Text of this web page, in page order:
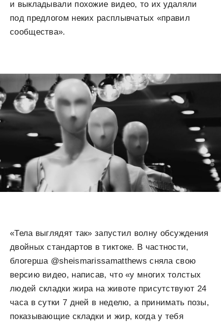
и выкладывали похожие видео, то их удаляли
под предлогом неких расплывчатых «правил
сообщества».
«Тела выглядят так» запустил волну обсуждения
двойных стандартов в тиктоке. В частности,
блогерша @sheismarissamatthews сняла свою
версию видео, написав, что «у многих толстых
людей складки жира на животе присутствуют 24
часа в сутки 7 дней в неделю, а принимать позы,
показывающие складки и жир, когда у тебя